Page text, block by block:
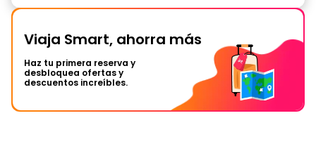
Viaja Smart, ahorra más
Haz tu primera reserva y
desbloquea ofertas y
descuentos increíbles.